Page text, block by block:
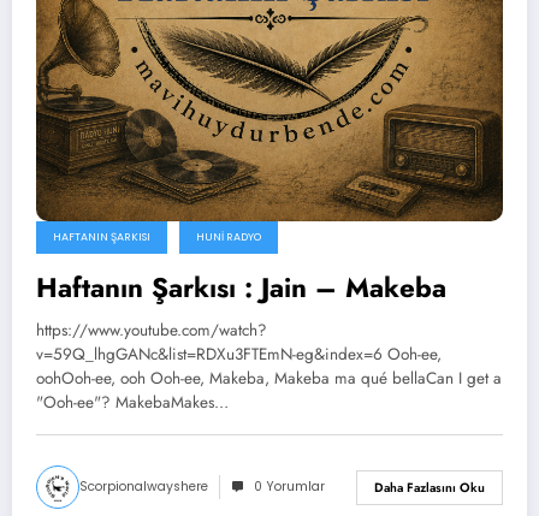
HAFTANIN ŞARKISI HUNI RADYO
Haftanın Şarkısı : Jain – Makeba
https://www.youtube.com/watch?
v=59Q_lhgGANc&list=RDXu3FTEmN-eg&index=6 Ooh-ee,
oohOoh-ee, ooh Ooh-ee, Makeba, Makeba ma qué bellaCan I get a
"Ooh-ee"? MakebaMakes…
Scorpionalwayshere 0 Yorumlar Daha Fazlasını Oku